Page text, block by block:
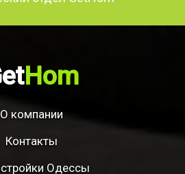
Hom
О компании
Контакты
Одессы